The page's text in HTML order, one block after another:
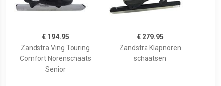
€ 194.95
Zandstra Ving Touring
Comfort Norenschaats
Senior
€ 279.95
Zandstra Klapnoren
schaatsen